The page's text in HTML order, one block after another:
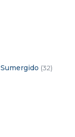
(32)